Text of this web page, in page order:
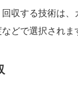
回収する技術は
どで選択されま